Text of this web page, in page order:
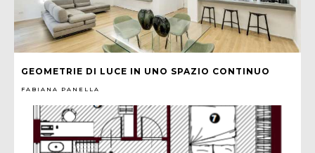
GEOMETRIE DI LUCE IN UNO SPAZIO CONTINUO
FABIANA PANELLA